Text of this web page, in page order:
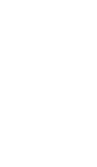
perder tempo
é muito
então vocês
eu me sentia